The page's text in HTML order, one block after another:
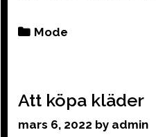
Categories
Mode
Att köpa kläder
mars 6, 2022 by admin